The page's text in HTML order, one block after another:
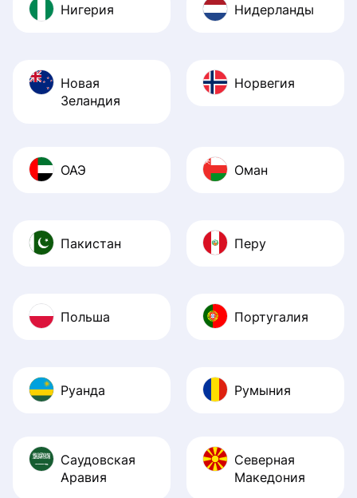
Нигерия Нидерланды
Новая
Зеландия
Норвегия
ОАЭ Оман
Пакистан Перу
Польша Португалия
Руанда Румыния
Саудовская
Аравия
Северная
Македония